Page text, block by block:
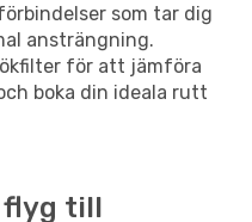
som tar dig
ansträngning.
för att jämföra
boka din ideala rutt
flyg till